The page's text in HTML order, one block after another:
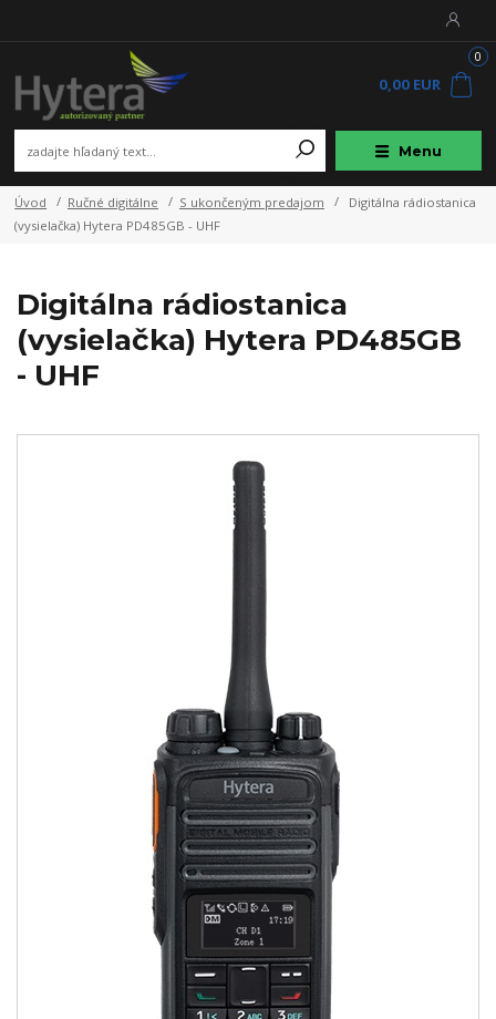
Menu
0
0,00 EUR
Úvod Ručné digitálne S ukončeným predajom
Digitálna rádiostanica
(vysielačka) Hytera PD485GB - UHF
Digitálna rádiostanica
(vysielačka) Hytera PD485GB
- UHF